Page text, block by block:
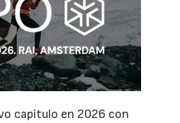
capítulo en 2026 con